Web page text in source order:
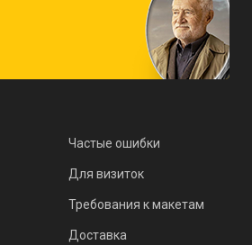
Частые ошибки
Для визиток
Требования к макетам
Доставка